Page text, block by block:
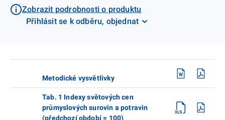
Zobrazit podrobnosti o produktu
Přihlásit se k odběru, objednat
Metodické vysvětlivky
Tab. 1 Indexy světových cen
průmyslových surovin a potravin
(předchozí období = 100)